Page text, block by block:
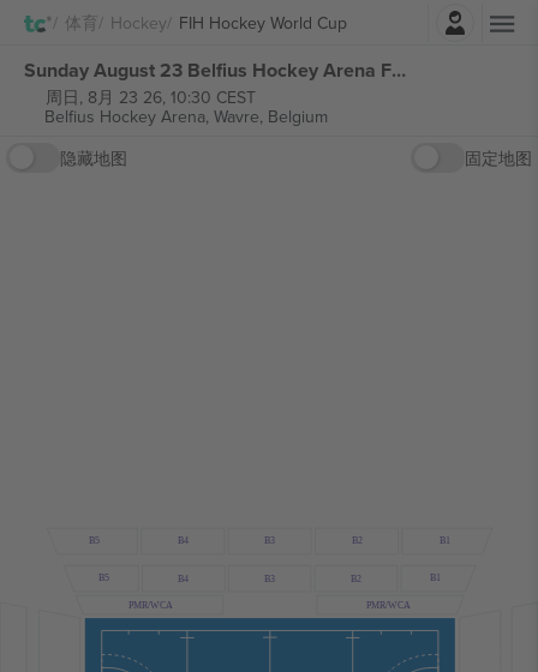
体育 Hockey FIH Hockey World Cup
登录
Sunday August 23 Belfius Hockey Arena FIH Hockey World Cup 2026 张门票
周日, 8月 23 26, 10:30 CEST
Belfius Hockey Arena, Wavre, Belgium
隐藏地图
固定地图
B5 B4 B3 B2 B1
B1
B2
B3
B4
B5
PMR/WCA
PMR/WCA